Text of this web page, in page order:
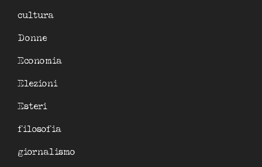
cultura
Donne
Economia
Elezioni
Esteri
filosofia
giornalismo